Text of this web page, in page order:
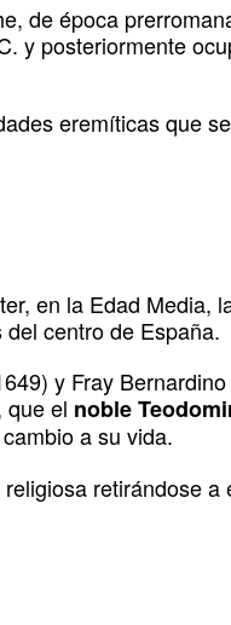
de época
y posteriormente
eremíticas que
en la Edad Media,
centro de España.
y Fray
que el noble
a su vida.
retirándose a